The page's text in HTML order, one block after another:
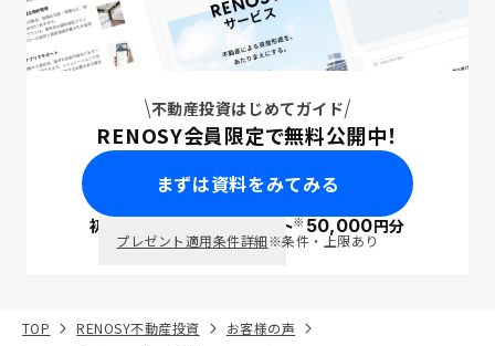
不動産投資はじめてガイド
RENOSY会員限定で無料公開中！
まずは資料をみてみる
初回面談で ポイント※50,000円分
プレゼント適用条件詳細※条件・上限あり
TOP RENOSY不動産投資
お客様の声